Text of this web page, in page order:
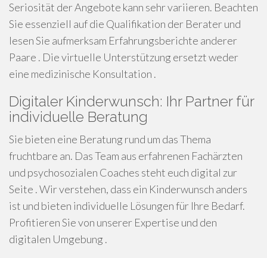
Seriosität der Angebote kann sehr variieren. Beachten
Sie essenziell auf die Qualifikation der Berater und
lesen Sie aufmerksam Erfahrungsberichte anderer
Paare . Die virtuelle Unterstützung ersetzt weder
eine medizinische Konsultation .
Digitaler Kinderwunsch: Ihr Partner für
individuelle Beratung
Sie bieten eine Beratung rund um das Thema
fruchtbare an. Das Team aus erfahrenen Fachärzten
und psychosozialen Coaches steht euch digital zur
Seite . Wir verstehen, dass ein Kinderwunsch anders
ist und bieten individuelle Lösungen für Ihre Bedarf.
Profitieren Sie von unserer Expertise und den
digitalen Umgebung .